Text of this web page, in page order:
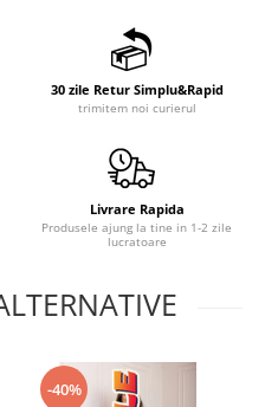
30 zile Retur Simplu&Rapid
trimitem noi curierul
Livrare Rapida
Produsele ajung la tine in 1-2 zile
lucratoare
-40%